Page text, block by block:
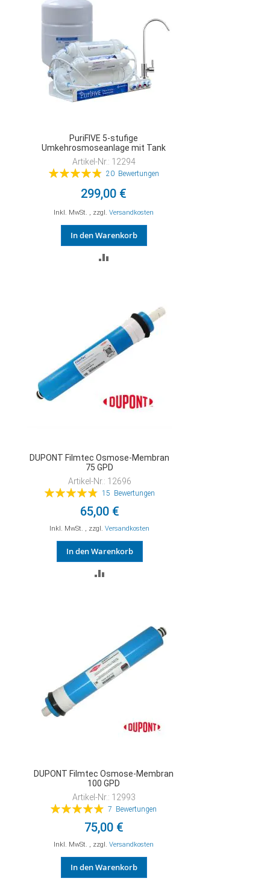
PuriFIVE 5-stufige
Umkehrosmoseanlage mit Tank
Artikel-Nr.: 12294
Bewertung:
20 Bewertungen
299,00 €
Inkl. MwSt. , zzgl.Versandkosten
In den Warenkorb
DUPONT Filmtec Osmose-Membran
75 GPD
Artikel-Nr.: 12696
Bewertung:
15 Bewertungen
65,00 €
Inkl. MwSt. , zzgl. Versandkosten
In den Warenkorb
DUPONT Filmtec Osmose-Membran
100 GPD
Artikel-Nr.: 12993
Bewertung:
7 Bewertungen
75,00 €
Inkl. MwSt. , zzgl.Versandkosten
In den Warenkorb